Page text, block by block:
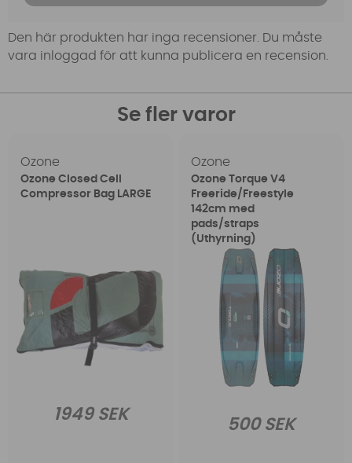
Den här produkten har inga recensioner. Du måste
vara inloggad för att kunna publicera en recension.
Se fler varor
Ozone
Ozone Closed Cell
Compressor Bag LARGE
1949 SEK
Ozone
Ozone Torque V4
Freeride/Freestyle
142cm med
pads/straps
(Uthyrning)
500 SEK